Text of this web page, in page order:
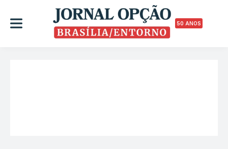
50 ANOS